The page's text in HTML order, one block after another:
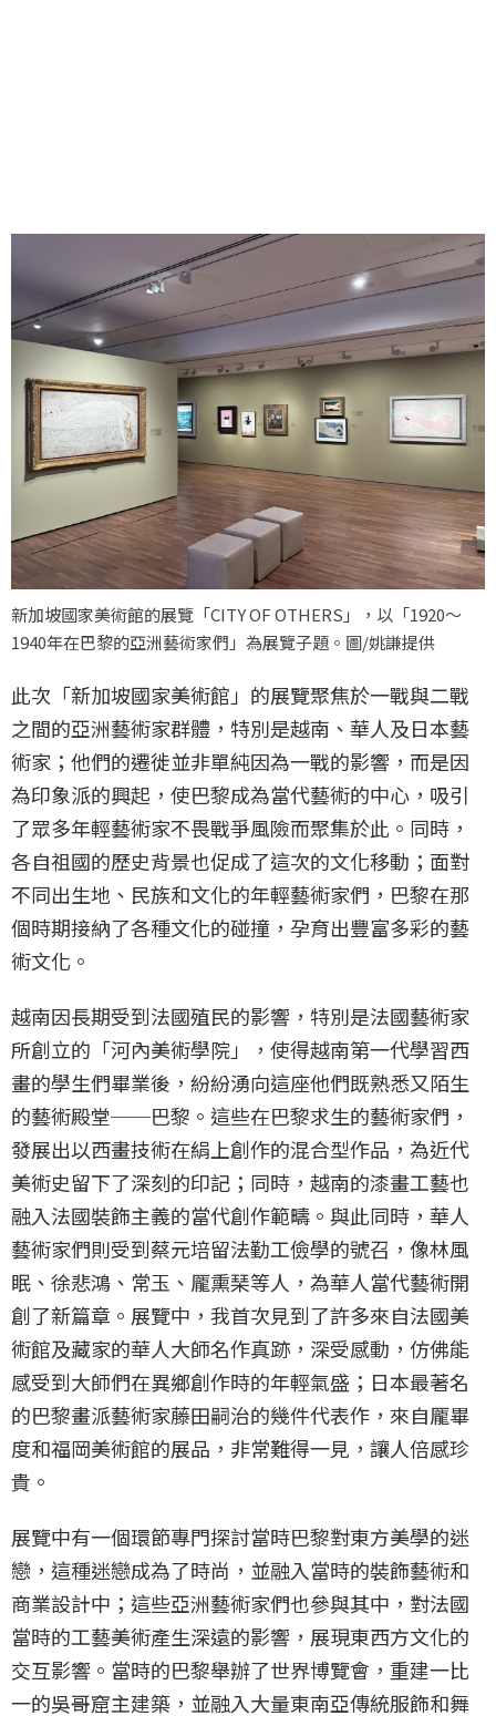
新加坡國家美術館的展覽「CITY OF OTHERS」，以「1920〜
1940年在巴黎的亞洲藝術家們」為展覽子題。圖/姚謙提供
此次「新加坡國家美術館」的展覽聚焦於一戰與二戰
之間的亞洲藝術家群體，特別是越南、華人及日本藝
術家；他們的遷徙並非單純因為一戰的影響，而是因
為印象派的興起，使巴黎成為當代藝術的中心，吸引
了眾多年輕藝術家不畏戰爭風險而聚集於此。同時，
各自祖國的歷史背景也促成了這次的文化移動；面對
不同出生地、民族和文化的年輕藝術家們，巴黎在那
個時期接納了各種文化的碰撞，孕育出豐富多彩的藝
術文化。
越南因長期受到法國殖民的影響，特別是法國藝術家
所創立的「河內美術學院」，使得越南第一代學習西
畫的學生們畢業後，紛紛湧向這座他們既熟悉又陌生
的藝術殿堂──巴黎。這些在巴黎求生的藝術家們，
發展出以西畫技術在絹上創作的混合型作品，為近代
美術史留下了深刻的印記；同時，越南的漆畫工藝也
融入法國裝飾主義的當代創作範疇。與此同時，華人
藝術家們則受到蔡元培留法勤工儉學的號召，像林風
眠、徐悲鴻、常玉、龎熏琹等人，為華人當代藝術開
創了新篇章。展覽中，我首次見到了許多來自法國美
術館及藏家的華人大師名作真跡，深受感動，仿佛能
感受到大師們在異鄉創作時的年輕氣盛；日本最著名
的巴黎畫派藝術家藤田嗣治的幾件代表作，來自龎畢
度和福岡美術館的展品，非常難得一見，讓人倍感珍
貴。
展覽中有一個環節專門探討當時巴黎對東方美學的迷
戀，這種迷戀成為了時尚，並融入當時的裝飾藝術和
商業設計中；這些亞洲藝術家們也參與其中，對法國
當時的工藝美術產生深遠的影響，展現東西方文化的
交互影響。當時的巴黎舉辦了世界博覽會，重建一比
一的吳哥窟主建築，並融入大量東南亞傳統服飾和舞